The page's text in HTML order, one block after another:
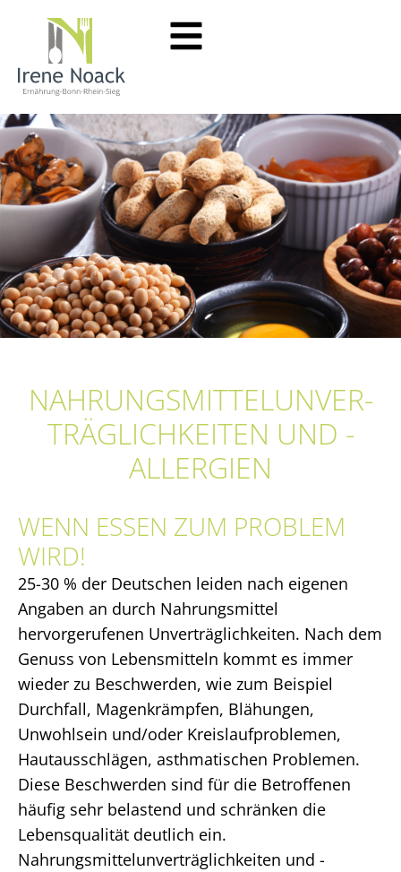
NAHRUNGS­MITTEL­UNVER­
TRÄGLICH­KEITEN UND -
ALLERGIEN
WENN ESSEN ZUM PROBLEM
WIRD!
25-30 % der Deutschen leiden nach eigenen
Angaben an durch Nahrungsmittel
hervorgerufenen Unverträglichkeiten. Nach dem
Genuss von Lebensmitteln kommt es immer
wieder zu Beschwerden, wie zum Beispiel
Durchfall, Magenkrämpfen, Blähungen,
Unwohlsein und/oder Kreislaufproblemen,
Hautausschlägen, asthmatischen Problemen.
Diese Beschwerden sind für die Betroffenen
häufig sehr belastend und schränken die
Lebensqualität deutlich ein.
Nahrungsmittelunverträglichkeiten und -